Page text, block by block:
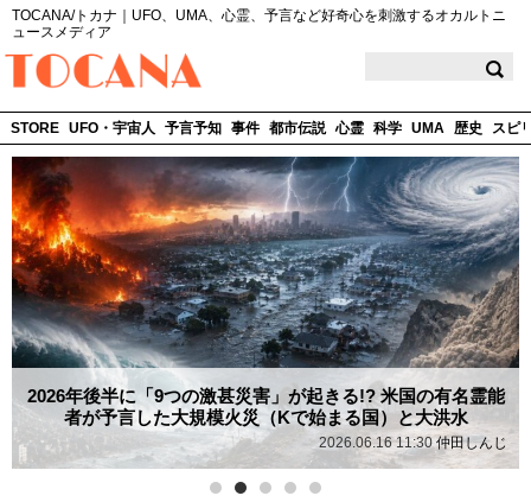
TOCANA/トカナ｜UFO、UMA、心霊、予言など好奇心を刺激するオカルトニ
ュースメディア
STORE UFO・宇宙人 予言予知 事件 都市伝説 心霊 科学 UMA 歴史 スピ
2026年後半に「9つの激甚災害」が起きる!? 米国の有名霊能
者が予言した大規模火災（Kで始まる国）と大洪水
2026.06.16 11:30 仲田しんじ